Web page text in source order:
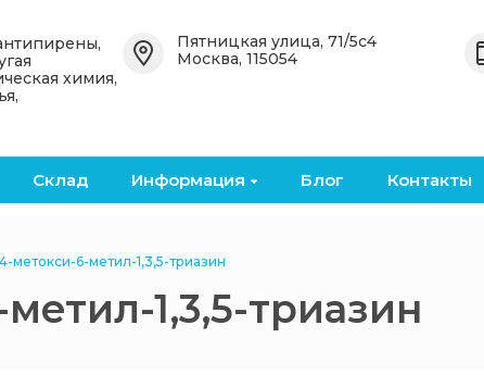
Склад Информация Блог Контакты
OceanСhem
органические антипирены
органические антипирены
Бромированные кислоты и
ангидриды
соли
Фосфоросодержащие
неорганические
химия,
Пятницкая улица, 71/5с4
Москва, 115054
метокси-6-метил-1,3,5-триазин
1,3,5-триазин